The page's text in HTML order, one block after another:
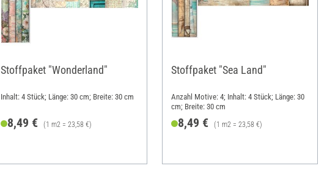
Stoffpaket "Wonderland"
Inhalt: 4 Stück; Länge: 30 cm; Breite: 30 cm
8,49 € (1 m2 = 23,58 €)
Stoffpaket "Sea Land"
Anzahl Motive: 4; Inhalt: 4 Stück; Länge: 30
cm; Breite: 30 cm
8,49 € (1 m2 = 23,58 €)